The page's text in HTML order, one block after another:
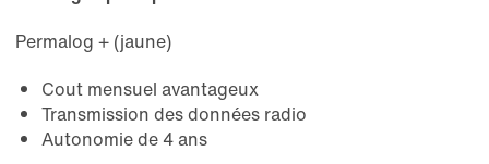
Permalog + (jaune)
Cout mensuel avantageux
Transmission des données radio
Autonomie de 4 ans